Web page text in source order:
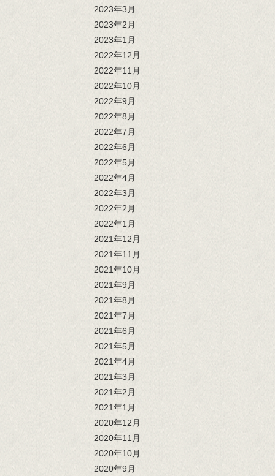
2023年3月
2023年2月
2023年1月
2022年12月
2022年11月
2022年10月
2022年9月
2022年8月
2022年7月
2022年6月
2022年5月
2022年4月
2022年3月
2022年2月
2022年1月
2021年12月
2021年11月
2021年10月
2021年9月
2021年8月
2021年7月
2021年6月
2021年5月
2021年4月
2021年3月
2021年2月
2021年1月
2020年12月
2020年11月
2020年10月
2020年9月